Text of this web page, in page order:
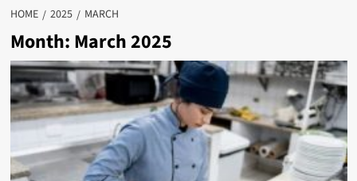
HOME 2025 MARCH
Month: March 2025